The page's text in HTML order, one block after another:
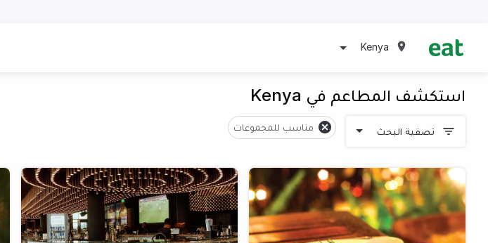
Kenya
استكشف المطاعم في Kenya
تصفية البحث مناسب للمجموعات